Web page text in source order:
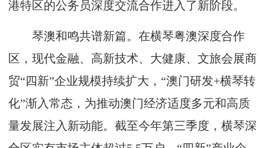
港特区的公务员深度交流合作进入了新阶段。
琴澳和鸣共谱新篇。在横琴粤澳深度合作
区，现代金融、高新技术、大健康、文旅会展商
贸“四新”企业规模持续扩大，“澳门研发+横琴转
化”渐入常态，为推动澳门经济适度多元和高质
量发展注入新动能。截至今年第三季度，横琴深